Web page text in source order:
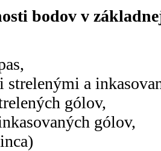
bodov v
strelenými a
gólov,
gólov,